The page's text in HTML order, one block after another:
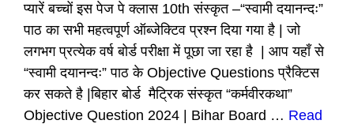
प्यारें बच्चों इस पेज पे क्लास 10th संस्कृत –“स्वामी दयानन्दः”
पाठ का सभी महत्वपूर्ण ऑब्जेक्टिव प्रश्न दिया गया है | जो
लगभग प्रत्येक वर्ष बोर्ड परीक्षा में पूछा जा रहा है | आप यहाँ से
“स्वामी दयानन्दः” पाठ के Objective Questions प्रैक्टिस
कर सकते है |बिहार बोर्ड मैट्रिक संस्कृत “कर्मवीरकथा”
Objective Question 2024 | Bihar Board … Read